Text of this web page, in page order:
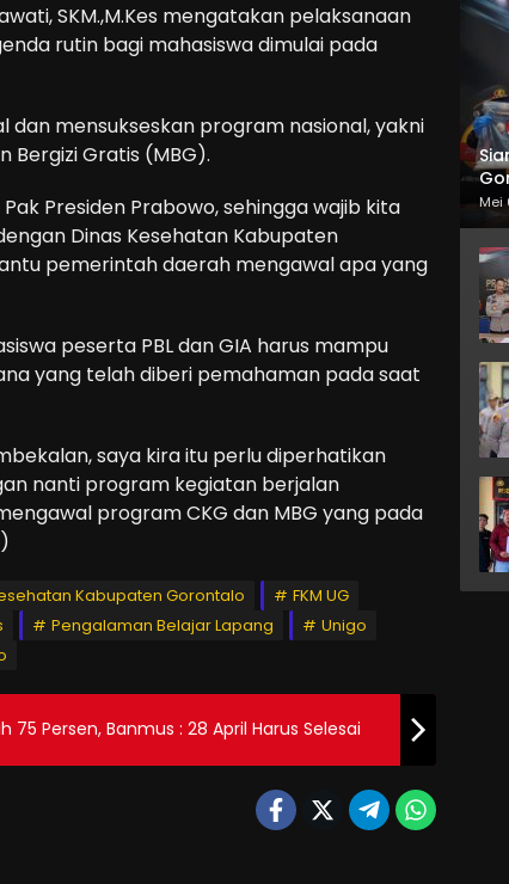
SKM.,M.Kes mengatakan pelaksanaan
rutin bagi mahasiswa dimulai pada
dan mensukseskan program nasional, yakni
Bergizi Gratis (MBG).
Presiden Prabowo, sehingga wajib kita
Dinas Kesehatan Kabupaten
pemerintah daerah mengawal apa yang
peserta PBL dan GIA harus mampu
yang telah diberi pemahaman pada saat
saya kira itu perlu diperhatikan
nanti program kegiatan berjalan
program CKG dan MBG yang pada
Kabupaten Gorontalo
FKM UG
Pengalaman Belajar Lapang
Unigo
75 Persen, Banmus : 28 April Harus Selesai
Mei